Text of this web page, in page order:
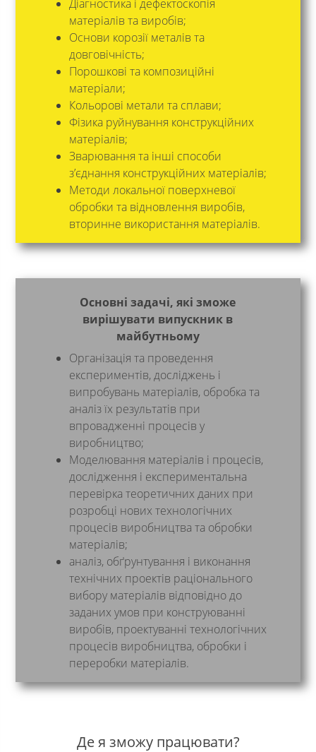
Діагностика і дефектоскопія
матеріалів та виробів;
Основи корозії металів та
довговічність;
Порошкові та композиційні
матеріали;
Кольорові метали та сплави;
Фізика руйнування конструкційних
матеріалів;
Зварювання та інші способи
з’єднання конструкційних матеріалів;
Методи локальної поверхневої
обробки та відновлення виробів,
вторинне використання матеріалів.
Основні задачі, які зможе
вирішувати випускник в
майбутньому
Організація та проведення
експериментів, досліджень і
випробувань матеріалів, обробка та
аналіз їх результатів при
впровадженні процесів у
виробництво;
Моделювання матеріалів і процесів,
дослідження і експериментальна
перевірка теоретичних даних при
розробці нових технологічних
процесів виробництва та обробки
матеріалів;
аналіз, обґрунтування і виконання
технічних проектів раціонального
вибору матеріалів відповідно до
заданих умов при конструюванні
виробів, проектуванні технологічних
процесів виробництва, обробки і
переробки матеріалів.
Де я зможу працювати?